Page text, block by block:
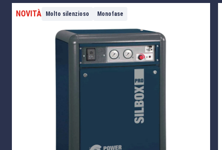
NOVITÀ Molto silenzioso Monofase